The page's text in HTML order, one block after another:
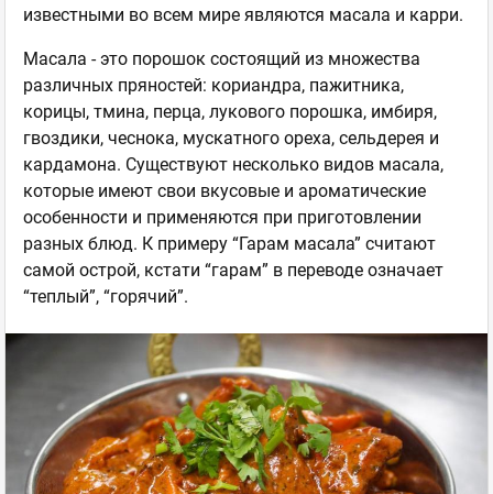
известными во всем мире являются масала и карри.
Масала - это порошок состоящий из множества
различных пряностей: кориандра, пажитника,
корицы, тмина, перца, лукового порошка, имбиря,
гвоздики, чеснока, мускатного ореха, сельдерея и
кардамона. Существуют несколько видов масала,
которые имеют свои вкусовые и ароматические
особенности и применяются при приготовлении
разных блюд. К примеру “Гарам масала” считают
самой острой, кстати “гарам” в переводе означает
“теплый”, “горячий”.